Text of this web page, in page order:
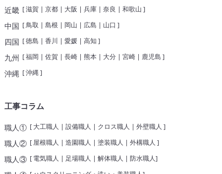
近畿[滋賀 | 京都| 大阪 | 兵庫| 奈良 | 和歌山 ]
中国 [鳥取 | 島根 | 岡山 | 広島 | 山口 ]
四国 [徳島 | 香川 | 愛媛| 高知 ]
九州 [福岡 | 佐賀 | 長崎| 熊本| 大分 | 宮崎| 鹿児島 ]
沖縄 [沖縄]
工事コラム
職人①[ 大工職人 | 設備職人 | クロス職人 | 外壁職人 ]
職人②[ 屋根職人 | 造園職人 | 塗装職人 | 外構職人 ]
職人③[ 電気職人 | 足場職人 | 解体職人 | 防水職人]